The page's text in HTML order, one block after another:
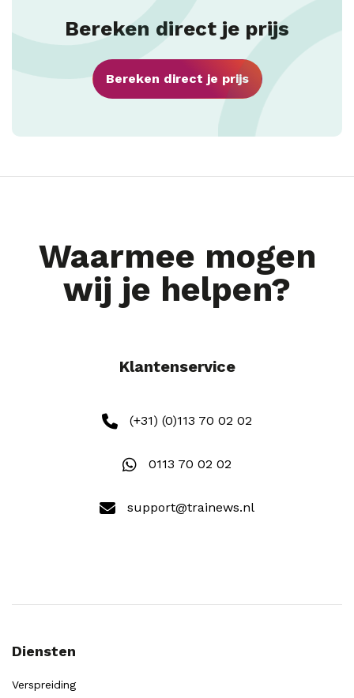
Bereken direct je prijs
Bereken direct je prijs
Waarmee mogen
wij je helpen?
Klantenservice
(+31) (0)113 70 02 02
0113 70 02 02
support@trainews.nl
Diensten
Verspreiding